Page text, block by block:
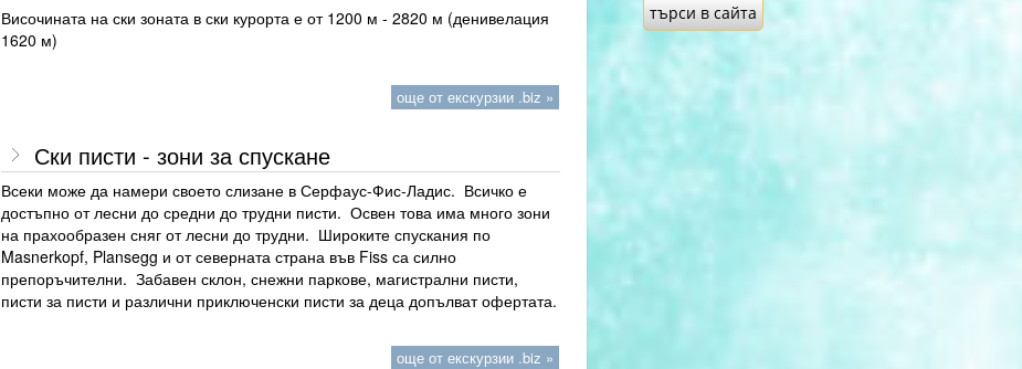
Височината на ски зоната в ски курорта е от 1200 м - 2820 м (денивелация
1620 м)
още от екскурзии .biz »
Ски писти - зони за спускане
Всеки може да намери своето слизане в Серфаус-Фис-Ладис. Всичко е
достъпно от лесни до средни до трудни писти. Освен това има много зони
на прахообразен сняг от лесни до трудни. Широките спускания по
Masnerkopf, Plansegg и от северната страна във Fiss са силно
препоръчителни. Забавен склон, снежни паркове, магистрални писти,
писти за писти и различни приключенски писти за деца допълват офертата.
още от екскурзии .biz »